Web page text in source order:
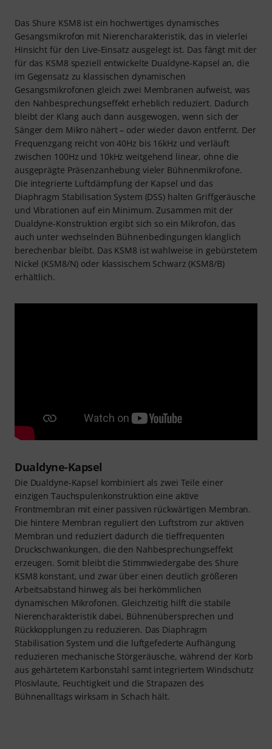
Das Shure KSM8 ist ein hochwertiges dynamisches
Gesangsmikrofon mit Nierencharakteristik, das in vielerlei
Hinsicht für den Live-Einsatz ausgelegt ist. Das fängt mit der
für das KSM8 speziell entwickelte Dualdyne-Kapsel an, die
im Gegensatz zu klassischen dynamischen
Gesangsmikrofonen gleich zwei Membranen aufweist, was
den Nahbesprechungseffekt erheblich reduziert. Dadurch
bleibt der Klang auch dann ausgewogen, wenn sich der
Sänger dem Mikro nähert – oder wieder davon entfernt. Der
Frequenzgang reicht von 40Hz bis 16kHz und verläuft
zwischen 100Hz und 10kHz weitgehend linear, ohne die
ausgeprägte Präsenzanhebung vieler Bühnenmikrofone.
Die integrierte Luftdämpfung der Kapsel und das
Diaphragm Stabilisation System (DSS) halten Griffgeräusche
und Vibrationen auf ein Minimum. Zusammen mit der
Dualdyne-Konstruktion ergibt sich so ein Mikrofon, das
auch unter wechselnden Bühnenbedingungen klanglich
berechenbar bleibt. Das KSM8 ist wahlweise in gebürstetem
Nickel (KSM8/N) oder klassischem Schwarz (KSM8/B)
erhältlich.
Dualdyne-Kapsel
Die Dualdyne-Kapsel kombiniert als zwei Teile einer
einzigen Tauchspulenkonstruktion eine aktive
Frontmembran mit einer passiven rückwärtigen Membran.
Die hintere Membran reguliert den Luftstrom zur aktiven
Membran und reduziert dadurch die tieffrequenten
Druckschwankungen, die den Nahbesprechungseffekt
erzeugen. Somit bleibt die Stimmwiedergabe des Shure
KSM8 konstant, und zwar über einen deutlich größeren
Arbeitsabstand hinweg als bei herkömmlichen
dynamischen Mikrofonen. Gleichzeitig hilft die stabile
Nierencharakteristik dabei, Bühnenübersprechen und
Rückkopplungen zu reduzieren. Das Diaphragm
Stabilisation System und die luftgefederte Aufhängung
reduzieren mechanische Störgeräusche, während der Korb
aus gehärtetem Karbonstahl samt integriertem Windschutz
Plosivlaute, Feuchtigkeit und die Strapazen des
Bühnenalltags wirksam in Schach hält.